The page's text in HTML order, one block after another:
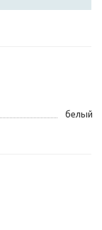
белый